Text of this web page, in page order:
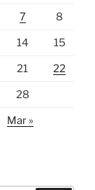
7 8
14 15
21 22
28
Mar »